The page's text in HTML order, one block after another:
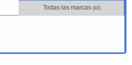
Todas las marcas (92)